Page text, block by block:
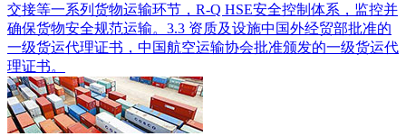
交接等一系列货物运输环节，R-Q HSE安全控制体系，监控并
确保货物安全规范运输。3.3 资质及设施中国外经贸部批准的
一级货运代理证书，中国航空运输协会批准颁发的一级货运代
理证书。